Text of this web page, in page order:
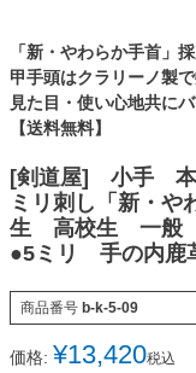
「新・やわらか手首」
甲手頭はクラリーノ製
見た目・使い心地共に
【送料無料】
[剣道屋] 小手 本
ミリ刺し「新・
生 高校生 一
●5ミリ 手の内
商品番号 b-k-5-09
価格: ¥13,420税込